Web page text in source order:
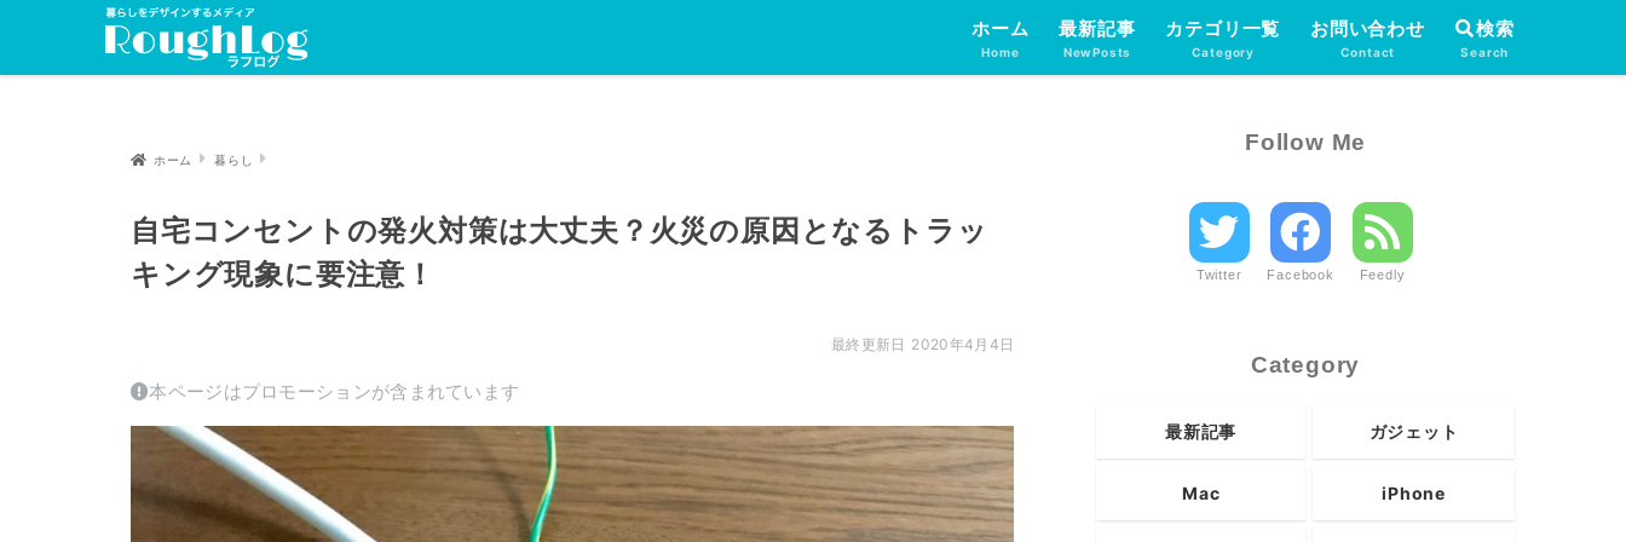
ホーム
Home
最新記事
NewPosts
カテゴリ一覧
Category
お問い合わせ
Contact Search
検索
ホーム 暮らし
自宅コンセントの発火対策は大丈夫？火災の原因となるトラッ
キング現象に要注意！
2020年4月4日
本ページはプロモーションが含まれています
Follow Me
Twitter Facebook Feedly
Category
最新記事 ガジェット
Mac iPhone